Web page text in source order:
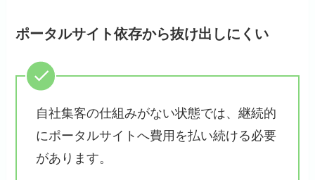
ポータルサイト依存から抜け出しにくい
自社集客の仕組みがない状態では、継続的
にポータルサイトへ費用を払い続ける必要
があります。